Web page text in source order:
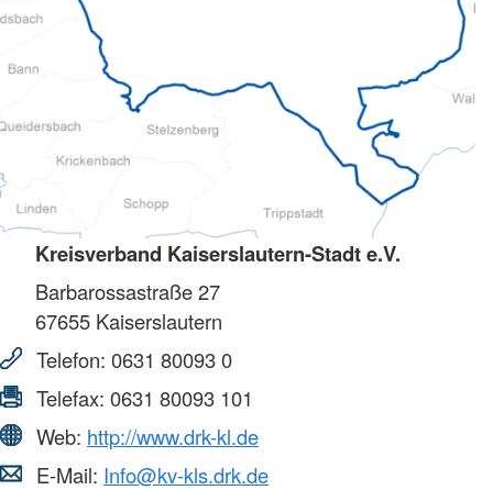
Kreisverband Kaiserslautern-Stadt e.V.
Barbarossastraße 27
67655 Kaiserslautern
Telefon: 0631 80093 0
Telefax: 0631 80093 101
Web: http://www.drk-kl.de
E-Mail: Info@kv-kls.drk.de